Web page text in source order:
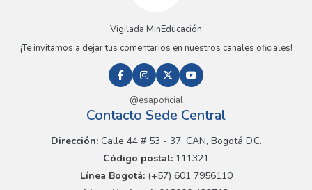
Vigilada MinEducación
¡Te invitamos a dejar tus comentarios en nuestros canales oficiales!
@esapoficial
Contacto Sede Central
Dirección:Calle 44 # 53 - 37, CAN, Bogotá D.C.
Código postal: 111321
Línea Bogotá:(+57) 601 7956110